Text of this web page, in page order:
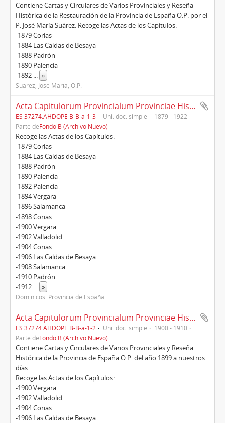
Contiene Cartas y Circulares de Varios Provinciales y Reseña
Histórica de la Restauración de la Provincia de España O.P. por el
P. José María Suárez. Recoge las Actas de los Capítulos:
-1879 Corias
-1884 Las Caldas de Besaya
-1888 Padrón
-1890 Palencia
-1892 ... »
Suárez, José María, O.P.
Acta Capitulorum Provincialum Provinciae Hispaniae (1879-1922)
ES 37274.AHDOPE B-B-a-1-3 Uni. doc. simple
1879 - 1922
Parte deFondo B (Archivo Nuevo)
Recoge las Actas de los Capítulos:
-1879 Corias
-1884 Las Caldas de Besaya
-1888 Padrón
-1890 Palencia
-1892 Palencia
-1894 Vergara
-1896 Salamanca
-1898 Corias
-1900 Vergara
-1902 Valladolid
-1904 Corias
-1906 Las Caldas de Besaya
-1908 Salamanca
-1910 Padrón
-1912 ... »
Dominicos. Provincia de España
Acta Capitulorum Provincialum Provinciae Hispaniae (1900-1910)
ES 37274.AHDOPE B-B-a-1-2 Uni. doc. simple
1900 - 1910
Parte deFondo B (Archivo Nuevo)
Contiene Cartas y Circulares de Varios Provinciales y Reseña
Histórica de la Provincia de España O.P. del año 1899 a nuestros
días.
Recoge las Actas de los Capítulos:
-1900 Vergara
-1902 Valladolid
-1904 Corias
-1906 Las Caldas de Besaya